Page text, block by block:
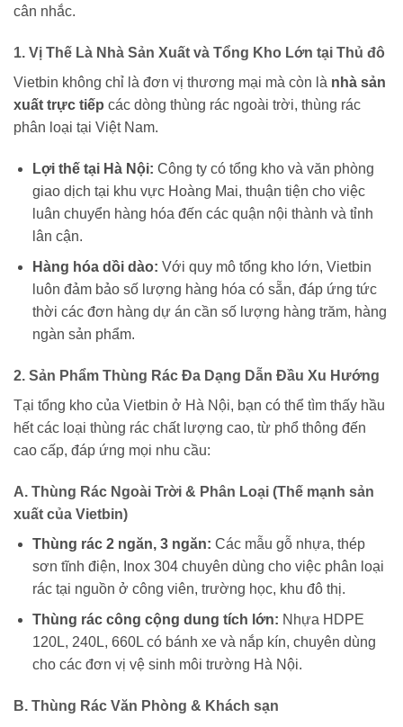
cân nhắc.
1. Vị Thế Là Nhà Sản Xuất và Tổng Kho Lớn tại Thủ đô
Vietbin không chỉ là đơn vị thương mại mà còn là nhà sản
xuất trực tiếp các dòng thùng rác ngoài trời, thùng rác
phân loại tại Việt Nam.
Lợi thế tại Hà Nội: Công ty có tổng kho và văn phòng
giao dịch tại khu vực Hoàng Mai, thuận tiện cho việc
luân chuyển hàng hóa đến các quận nội thành và tỉnh
lân cận.
Hàng hóa dồi dào: Với quy mô tổng kho lớn, Vietbin
luôn đảm bảo số lượng hàng hóa có sẵn, đáp ứng tức
thời các đơn hàng dự án cần số lượng hàng trăm, hàng
ngàn sản phẩm.
2. Sản Phẩm Thùng Rác Đa Dạng Dẫn Đầu Xu Hướng
Tại tổng kho của Vietbin ở Hà Nội, bạn có thể tìm thấy hầu
hết các loại thùng rác chất lượng cao, từ phổ thông đến
cao cấp, đáp ứng mọi nhu cầu:
A. Thùng Rác Ngoài Trời & Phân Loại (Thế mạnh sản
xuất của Vietbin)
Thùng rác 2 ngăn, 3 ngăn: Các mẫu gỗ nhựa, thép
sơn tĩnh điện, Inox 304 chuyên dùng cho việc phân loại
rác tại nguồn ở công viên, trường học, khu đô thị.
Thùng rác công cộng dung tích lớn: Nhựa HDPE
120L, 240L, 660L có bánh xe và nắp kín, chuyên dùng
cho các đơn vị vệ sinh môi trường Hà Nội.
B. Thùng Rác Văn Phòng & Khách sạn